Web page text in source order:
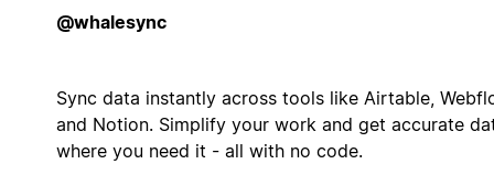
@whalesync
Sync data instantly across tools like Airtable,
and Notion. Simplify your work and get accurate
where you need it - all with no code.